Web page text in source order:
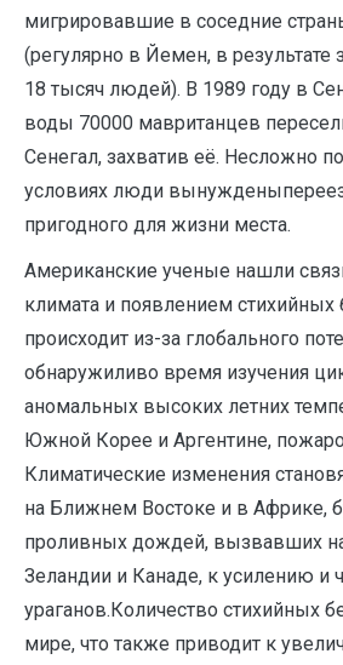
мигрировавшие в соседние
(регулярно в Йемен, в результате
18 тысяч людей). В 1989 году в
воды 70000 мавританцев
Сенегал, захватив её. Несложно
условиях люди
пригодного для жизни места.
Американские ученые нашли
климата и появлением стихийных
происходит из-за глобального
обнаружиливо время изучения
аномальных высоких летних
Южной Корее и Аргентине,
Климатические изменения
на Ближнем Востоке и в Африке,
проливных дождей, вызвавших
Зеландии и Канаде, к усилению и
ураганов.Количество стихийных
мире, что также приводит к